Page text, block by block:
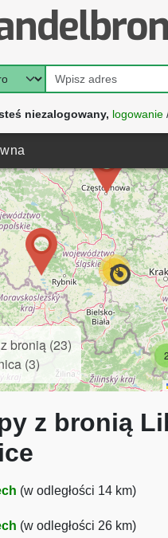
niezalogowany, logowanie
2
19
bronią (23)
(3)
z bronią
(w odległości 14 km)
(w odległości 26 km)